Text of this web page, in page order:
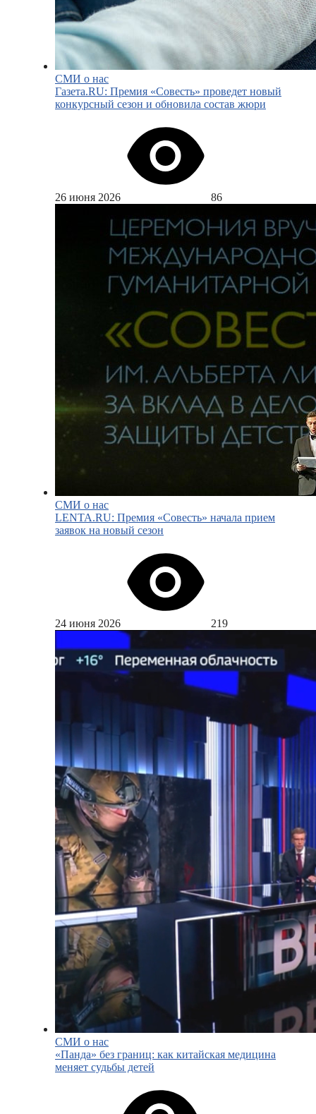
СМИ о нас
Газета.RU: Премия «Совесть» проведет новый
конкурсный сезон и обновила состав жюри
26 июня 2026 86
СМИ о нас
LENTA.RU: Премия «Совесть» начала прием
заявок на новый сезон
24 июня 2026 219
СМИ о нас
«Панда» без границ: как китайская медицина
меняет судьбы детей